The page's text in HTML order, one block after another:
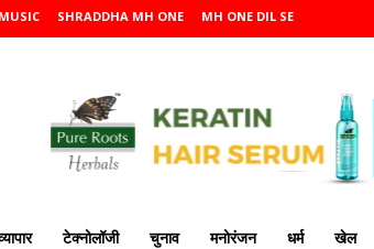
SHRADDHA MH ONE MH ONE DIL SE
टेक्नोलॉजी चुनाव मनोरंजन धर्म खेल